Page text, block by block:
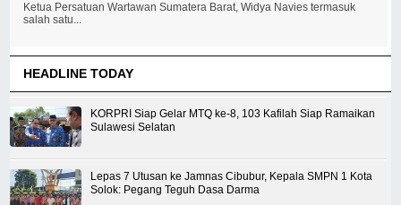
Ketua Persatuan Wartawan Sumatera Barat, Widya Navies termasuk
salah satu...
HEADLINE TODAY
KORPRI Siap Gelar MTQ ke-8, 103 Kafilah Siap Ramaikan
Sulawesi Selatan
Lepas 7 Utusan ke Jamnas Cibubur, Kepala SMPN 1 Kota
Solok: Pegang Teguh Dasa Darma